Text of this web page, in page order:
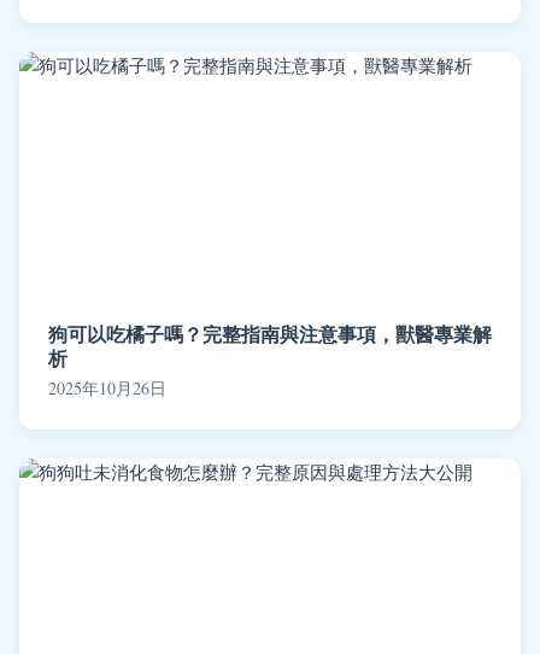
狗可以吃橘子嗎？完整指南與注意事項，獸醫專業解
析
2025年10月26日